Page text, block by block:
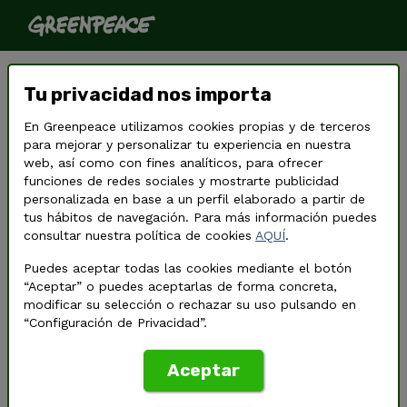
Greenpeace en peligro
Pablo Blazquez / Greenpeace
Tu privacidad nos importa
En Greenpeace utilizamos cookies propias y de terceros
para mejorar y personalizar tu experiencia en nuestra
web, así como con fines analíticos, para ofrecer
funciones de redes sociales y mostrarte publicidad
personalizada en base a un perfil elaborado a partir de
tus hábitos de navegación. Para más información puedes
consultar nuestra política de cookies AQUÍ.
Puedes aceptar todas las cookies mediante el botón
“Aceptar” o puedes aceptarlas de forma concreta,
modificar su selección o rechazar su uso pulsando en
“Configuración de Privacidad”.
Aceptar